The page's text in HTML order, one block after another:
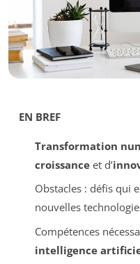
EN BREF
Transformation
croissanceet d’
Obstacles : défis qui
nouvelles
Compétences
intelligence